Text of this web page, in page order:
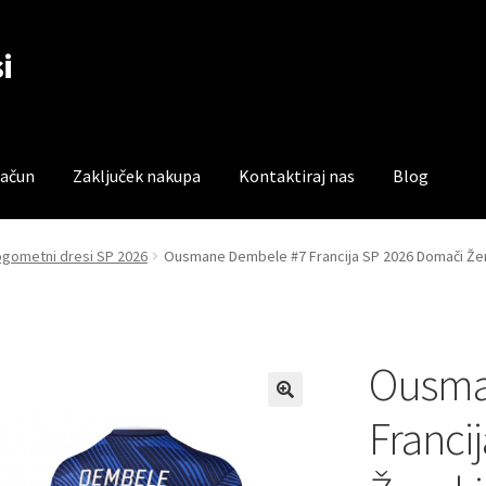
Zaključek nakupa Kontaktiraj nas Blog
Trgovina Zaključek nakupa
dresi SP 2026 Ousmane Dembele #7 Francija SP 2026 Domači